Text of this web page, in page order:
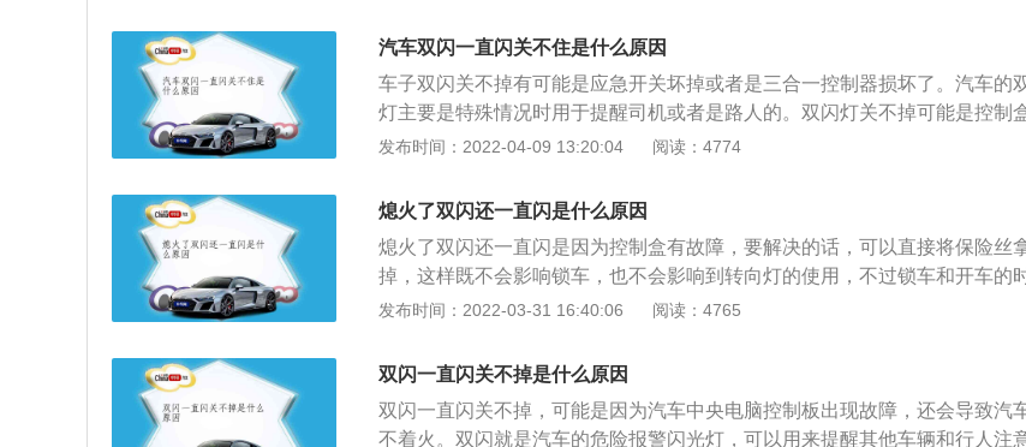
场进行处理。双闪一直闪关不掉是什么原因钥匙处理芯片损坏，信号传输受阻
导致双闪灯接收不到车辆钥匙的关闭信息。车载电脑对防盜处理芯片的鉴别
异常；双闪灯的一部分电源电路出了常见故障；电子类常见故障。是由于很
险警报灯，是一种提醒别的车辆与行人留意本车发生了特殊情况的信号灯。当
的灯光效果穿透性高，持续闪动可以造成别的车辆的当心，提醒其他人留意避
让。
故障车的时候，第三是车辆发生故障或者是交通事故的时候，第四是遇到恶劣
气在行车的时候要打开，第五是组成交警部门允许的车队的时候要打开等。
汽车双闪一直闪关不住是什么原因
车子双闪关不掉有可能是应急开关坏掉或者是三合一控制器损坏了。汽车的
灯主要是特殊情况时用于提醒司机或者是路人的。双闪灯关不掉可能是控制
现故障，这个时候车主可以使用万用表检测双闪继电器的输出线，如果有陆陆
说明是双闪继电器损坏，可以去附近的4s店进行维修。在行车的时候，如果
双闪灯关不掉的情况，车子内部都会有双闪的控制开关，如果开关无法使用，
么可以直接去掉双闪灯的保险丝。保险丝拔掉之后双闪灯不会再闪烁并且也不
影响到转向灯或者是锁车，但是，以后双闪灯就没法再使用了。所以拔掉保险
之后，还是要去维修。
发布时间：2022-04-09 13:20:04 阅读：4774
熄火了双闪还一直闪是什么原因
熄火了双闪还一直闪是因为控制盒有故障，要解决的话，可以直接将保险丝
掉，这样既不会影响锁车，也不会影响到转向灯的使用，不过锁车和开车的
候，灯就不会提示了。双闪也就是汽车左边和右边的转向灯同时闪烁，在汽车
故障或者是在路边紧急停车的时候，就要打开双闪以提醒后车这里是有情况发
的。一般情况下不建议随意打开双闪灯，一定要学会正确地使用灯光系统。
发布时间：2022-03-31 16:40:06 阅读：4765
双闪一直闪关不掉是什么原因
双闪一直闪关不掉，可能是因为汽车中央电脑控制板出现故障，还会导致汽
不着火。双闪就是汽车的危险报警闪光灯，可以用来提醒其他车辆和行人注